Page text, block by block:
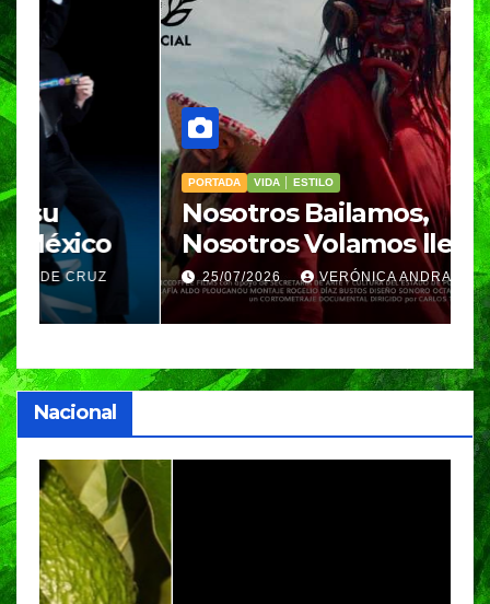
VIDA │ ESTILO
Nosotros Bailamos,
Nosotros Volamos llega al
GIFF
25/07/2026 VERÓNICA ANDRADE CRUZ
Nacional